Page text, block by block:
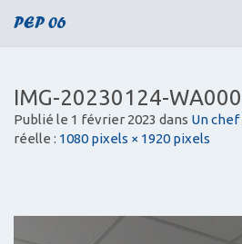
PEP 06
IMG-20230124-
Publié le 1 février 2023 dans Un
réelle : 1080 pixels × 1920 pixels